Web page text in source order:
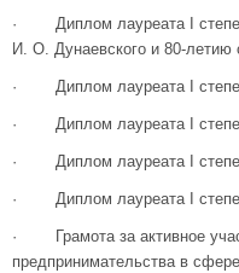
· Диплом лауреата I степени
И. О. Дунаевского и 80-
· Диплом лауреата I степени
· Диплом лауреата I
· Диплом лауреата I
· Диплом лауреата I
· Грамота за активное
предпринимательства в